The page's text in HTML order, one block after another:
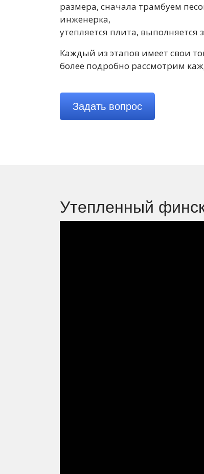
размера, сначала трамбуем
инженерка,
утепляется плита, выполняется
Каждый из этапов имеет свои
более подробно рассмотрим
Задать вопрос
Утепленный